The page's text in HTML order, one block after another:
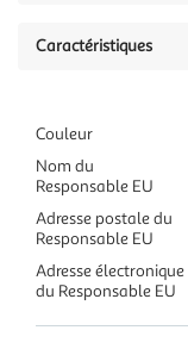
Caractéristiques
Couleur
Nom du
Responsable EU
Adresse postale du
Responsable EU
Adresse électronique
du Responsable EU